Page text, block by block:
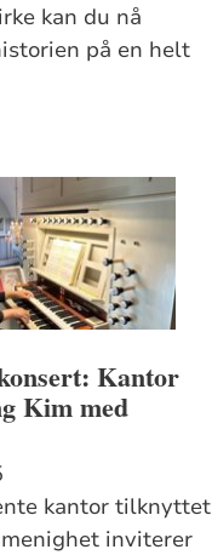
kan du nå
på en helt
Kantor
Kim med
kantor tilknyttet
inviterer